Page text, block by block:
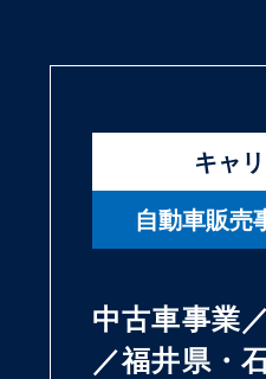
キャ
自動車販売
中古車事業
／福井県・